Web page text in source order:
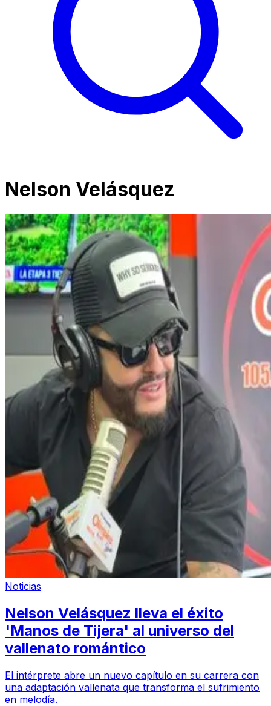
Nelson Velásquez
Noticias
Nelson Velásquez lleva el éxito
'Manos de Tijera' al universo del
vallenato romántico
El intérprete abre un nuevo capítulo en su carrera con
una adaptación vallenata que transforma el sufrimiento
en melodía.